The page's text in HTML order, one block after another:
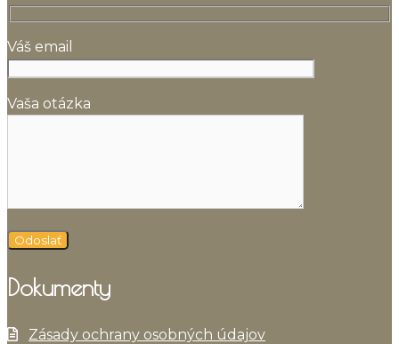
Váš email
Vaša otázka
Dokumenty
Zásady ochrany osobných údajov